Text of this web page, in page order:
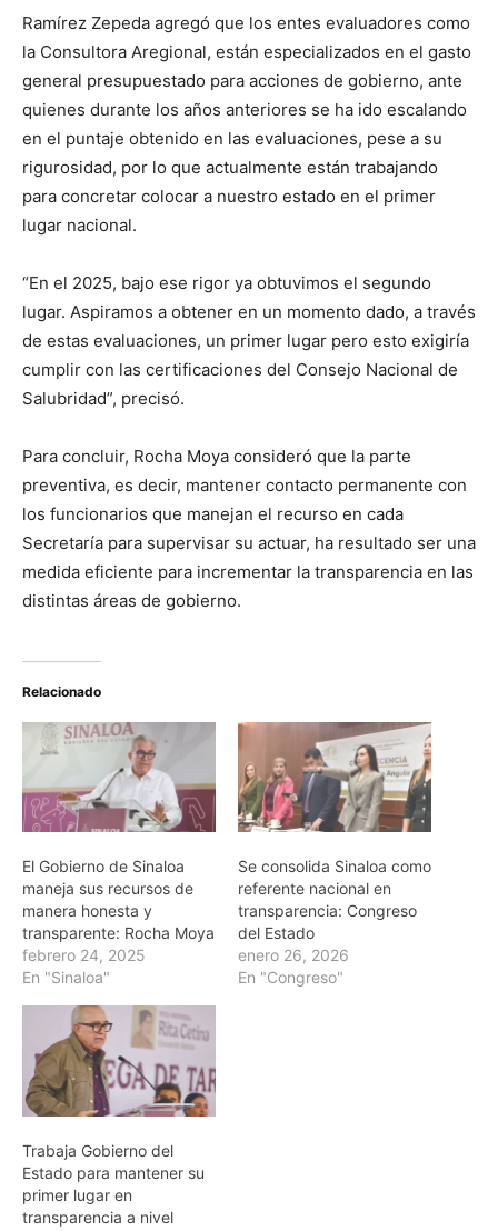
Ramírez Zepeda agregó que los entes evaluadores como
la Consultora Aregional, están especializados en el gasto
general presupuestado para acciones de gobierno, ante
quienes durante los años anteriores se ha ido escalando
en el puntaje obtenido en las evaluaciones, pese a su
rigurosidad, por lo que actualmente están trabajando
para concretar colocar a nuestro estado en el primer
lugar nacional.
“En el 2025, bajo ese rigor ya obtuvimos el segundo
lugar. Aspiramos a obtener en un momento dado, a través
de estas evaluaciones, un primer lugar pero esto exigiría
cumplir con las certificaciones del Consejo Nacional de
Salubridad”, precisó.
Para concluir, Rocha Moya consideró que la parte
preventiva, es decir, mantener contacto permanente con
los funcionarios que manejan el recurso en cada
Secretaría para supervisar su actuar, ha resultado ser una
medida eficiente para incrementar la transparencia en las
distintas áreas de gobierno.
Relacionado
El Gobierno de Sinaloa
maneja sus recursos de
manera honesta y
transparente: Rocha Moya
febrero 24, 2025
En "Sinaloa"
Se consolida Sinaloa como
referente nacional en
transparencia: Congreso
del Estado
enero 26, 2026
En "Congreso"
Trabaja Gobierno del
Estado para mantener su
primer lugar en
transparencia a nivel